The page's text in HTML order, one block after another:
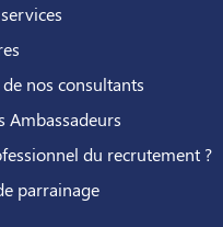
nos consultants
Ambassadeurs
du recrutement ?
parrainage